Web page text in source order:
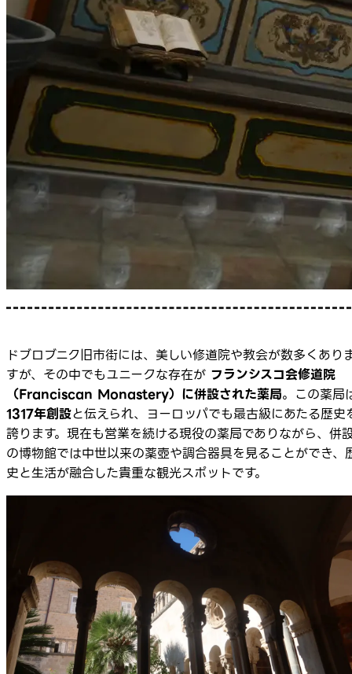
ドブロブニク旧市街には、美しい修道院や教会が数多くあり
すが、その中でもユニークな存在が フランシスコ会修道院
（Franciscan Monastery）に併設された薬局。この薬局
1317年創設と伝えられ、ヨーロッパでも最古級にあたる歴史
誇ります。現在も営業を続ける現役の薬局でありながら、併
の博物館では中世以来の薬壺や調合器具を見ることができ、
史と生活が融合した貴重な観光スポットです。